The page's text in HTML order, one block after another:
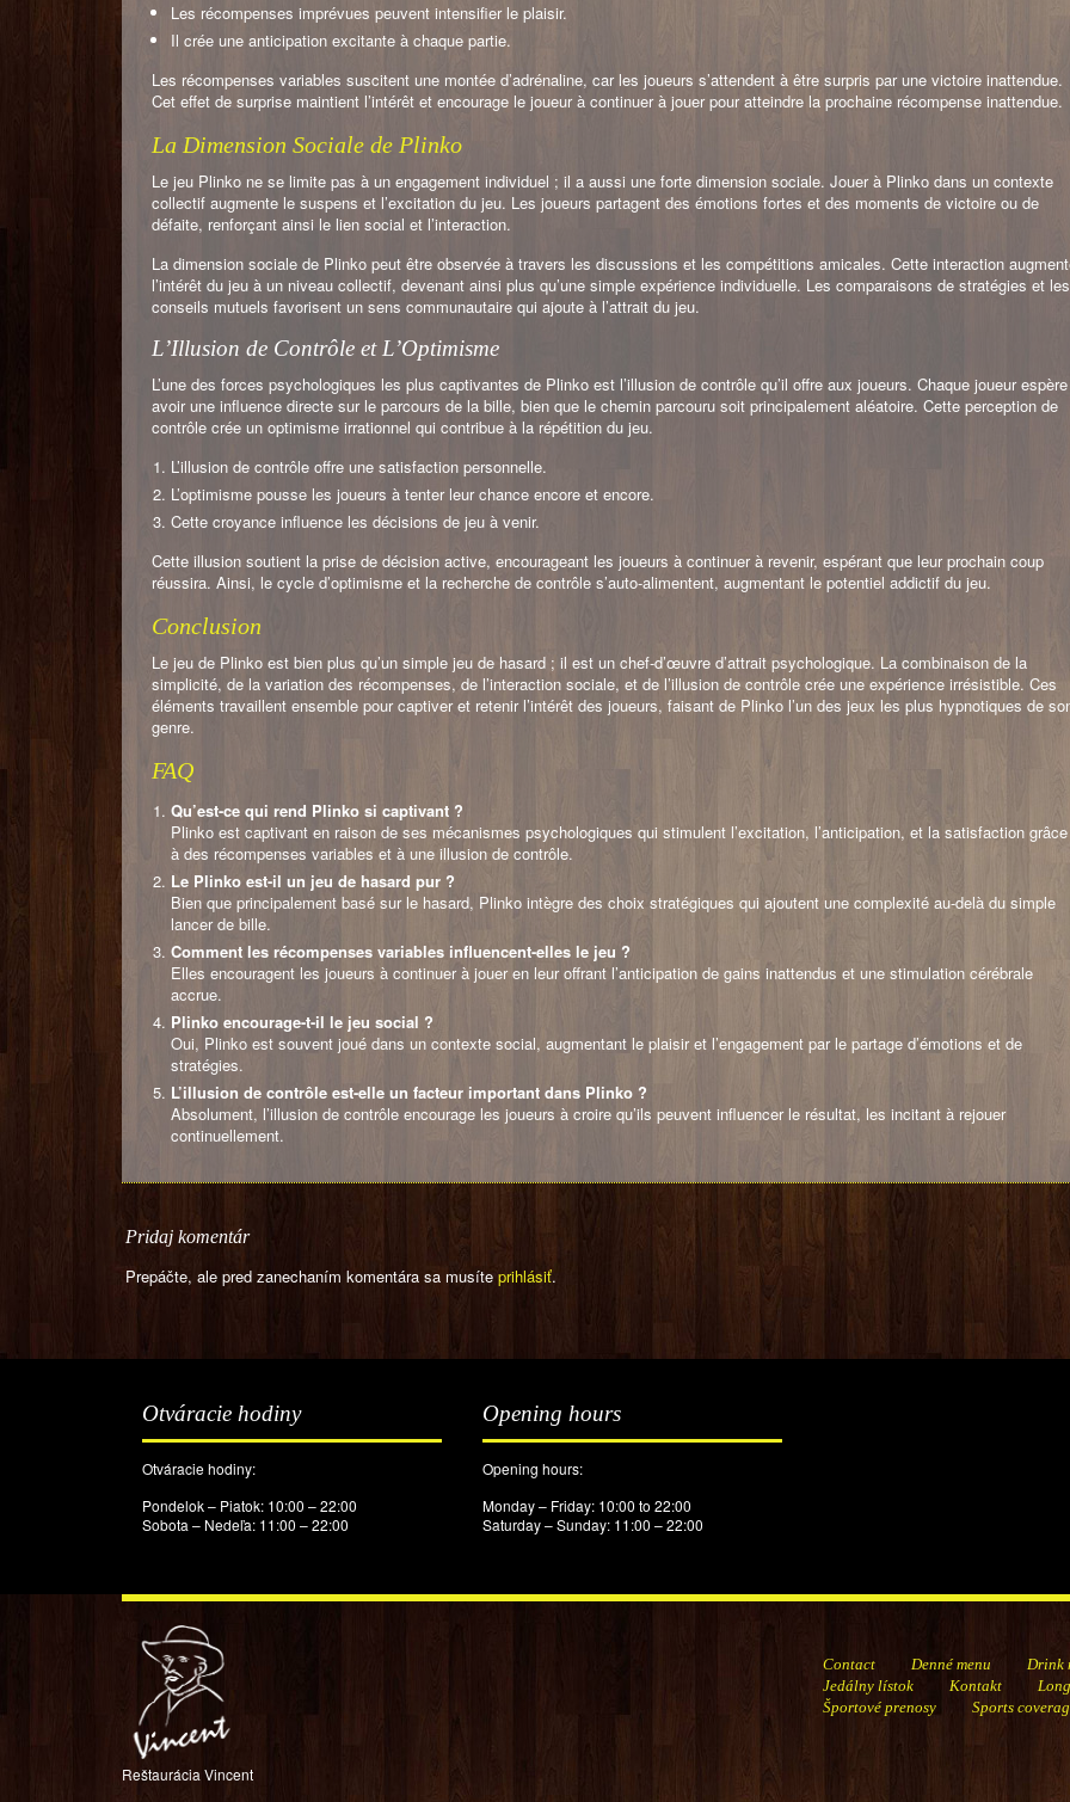
Les récompenses imprévues peuvent intensifier le plaisir.
Il crée une anticipation excitante à chaque partie.
Les récompenses variables suscitent une montée d’adrénaline, car les joueurs s’attendent à être surpris par une victoire inattendue.
Cet effet de surprise maintient l’intérêt et encourage le joueur à continuer à jouer pour atteindre la prochaine récompense inattendue.
La Dimension Sociale de Plinko
Le jeu Plinko ne se limite pas à un engagement individuel ; il a aussi une forte dimension sociale. Jouer à Plinko dans un contexte
collectif augmente le suspens et l’excitation du jeu. Les joueurs partagent des émotions fortes et des moments de victoire ou de
défaite, renforçant ainsi le lien social et l’interaction.
La dimension sociale de Plinko peut être observée à travers les discussions et les compétitions amicales. Cette interaction
l’intérêt du jeu à un niveau collectif, devenant ainsi plus qu’une simple expérience individuelle. Les comparaisons de stratégies et les
conseils mutuels favorisent un sens communautaire qui ajoute à l’attrait du jeu.
L’Illusion de Contrôle et L’Optimisme
L’une des forces psychologiques les plus captivantes de Plinko est l’illusion de contrôle qu’il offre aux joueurs. Chaque joueur espère
avoir une influence directe sur le parcours de la bille, bien que le chemin parcouru soit principalement aléatoire. Cette perception de
contrôle crée un optimisme irrationnel qui contribue à la répétition du jeu.
L’illusion de contrôle offre une satisfaction personnelle.
L’optimisme pousse les joueurs à tenter leur chance encore et encore.
Cette croyance influence les décisions de jeu à venir.
Cette illusion soutient la prise de décision active, encourageant les joueurs à continuer à revenir, espérant que leur prochain coup
réussira. Ainsi, le cycle d’optimisme et la recherche de contrôle s’auto-alimentent, augmentant le potentiel addictif du jeu.
Conclusion
Le jeu de Plinko est bien plus qu’un simple jeu de hasard ; il est un chef-d’œuvre d’attrait psychologique. La combinaison de la
simplicité, de la variation des récompenses, de l’interaction sociale, et de l’illusion de contrôle crée une expérience irrésistible. Ces
éléments travaillent ensemble pour captiver et retenir l’intérêt des joueurs, faisant de Plinko l’un des jeux les plus hypnotiques de
genre.
FAQ
Qu’est-ce qui rend Plinko si captivant ?
Plinko est captivant en raison de ses mécanismes psychologiques qui stimulent l’excitation, l’anticipation, et la satisfaction grâce
à des récompenses variables et à une illusion de contrôle.
Le Plinko est-il un jeu de hasard pur ?
Bien que principalement basé sur le hasard, Plinko intègre des choix stratégiques qui ajoutent une complexité au-delà du simple
lancer de bille.
Comment les récompenses variables influencent-elles le jeu ?
Elles encouragent les joueurs à continuer à jouer en leur offrant l’anticipation de gains inattendus et une stimulation cérébrale
accrue.
Plinko encourage-t-il le jeu social ?
Oui, Plinko est souvent joué dans un contexte social, augmentant le plaisir et l’engagement par le partage d’émotions et de
stratégies.
L’illusion de contrôle est-elle un facteur important dans Plinko ?
Absolument, l’illusion de contrôle encourage les joueurs à croire qu’ils peuvent influencer le résultat, les incitant à rejouer
continuellement.
Pridaj komentár
Prepáčte, ale pred zanechaním komentára sa musíte prihlásiť.
Otváracie hodiny
Otváracie hodiny:
Pondelok – Piatok: 10:00 – 22:00
Sobota – Nedeľa: 11:00 – 22:00
Opening hours
Opening hours:
Monday – Friday: 10:00 to 22:00
Saturday – Sunday: 11:00 – 22:00
Reštaurácia Vincent
Contact Denné menu
Drink
Jedálny lístok
Kontakt
Športové prenosy
Sports